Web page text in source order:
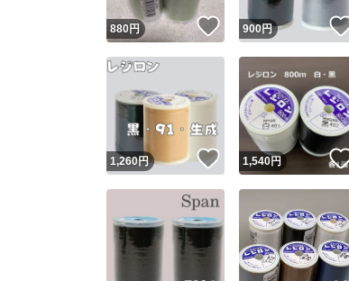
880円 いいね！
900円
1,260円 いいね！
1,540円